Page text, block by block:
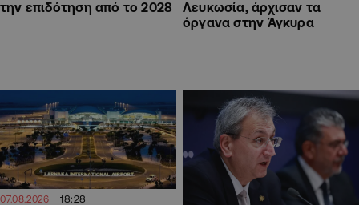
την επιδότηση από το 2028
Λευκωσία, άρχισαν τα
όργανα στην Άγκυρα
07.08.2026 18:28